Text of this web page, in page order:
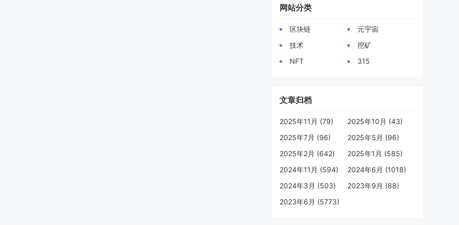
网站分类
区块链
元宇宙
技术
挖矿
NFT
315
文章归档
2025年11月 (79)
2025年10月 (43)
2025年7月 (96)
2025年5月 (96)
2025年2月 (642)
2025年1月 (585)
2024年11月 (594)
2024年6月 (1018)
2024年3月 (503)
2023年9月 (88)
2023年6月 (5773)